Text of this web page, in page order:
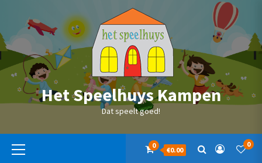
Het Speelhuys Kampen
Dat speelt goed!
Primaire
menu
0
€0.00
0